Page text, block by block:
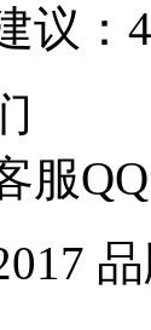
议：
服